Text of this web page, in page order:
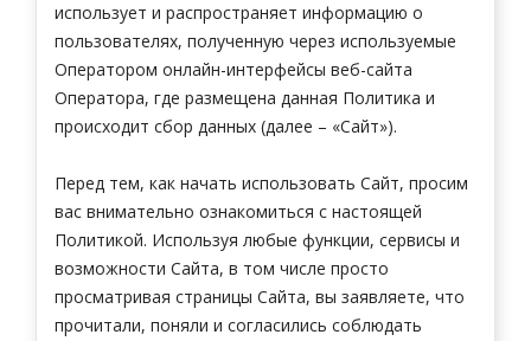
использует и распространяет информацию о
пользователях, полученную через используемые
Оператором онлайн-интерфейсы веб-сайта
Оператора, где размещена данная Политика и
происходит сбор данных (далее – «Сайт»).
Перед тем, как начать использовать Сайт, просим
вас внимательно ознакомиться с настоящей
Политикой. Используя любые функции, сервисы и
возможности Сайта, в том числе просто
просматривая страницы Сайта, вы заявляете, что
прочитали, поняли и согласились соблюдать